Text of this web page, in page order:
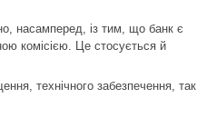
насамперед, із тим, що банк є
комісією. Це стосується й
технічного забезпечення, так